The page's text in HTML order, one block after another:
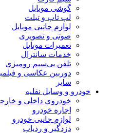
گوشی موبایل
لپ تاپ و تبلت
لوازم جانبی موبایل
صوتی و تصویری
تعمیرات موبایل
خدمات سانترال
تلفن بی‌سیم رومیزی
دوربین عکاسی و
سایر
خودرو و وسایل نقلیه
خودروی داخلی و
اجاره خودرو
لوازم جانبی خودرو
دزدگیر و ردیاب